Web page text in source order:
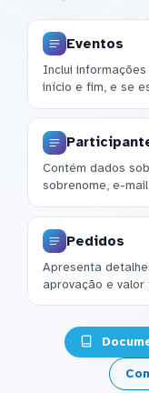
Eventos
Inclui
início e fim, e se
Contém dados
sobrenome, e-
Pedidos
Apresenta
aprovação e